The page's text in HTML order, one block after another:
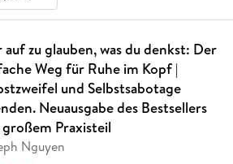
auf zu glauben, was du denkst: Der
Weg für Ruhe im Kopf |
und Selbstsabotage
Neuausgabe des Bestsellers
Praxisteil
Nguyen